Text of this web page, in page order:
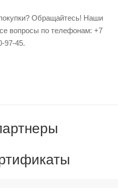
Обращайтесь! Наши
вопросы по телефонам: +7
97-45.